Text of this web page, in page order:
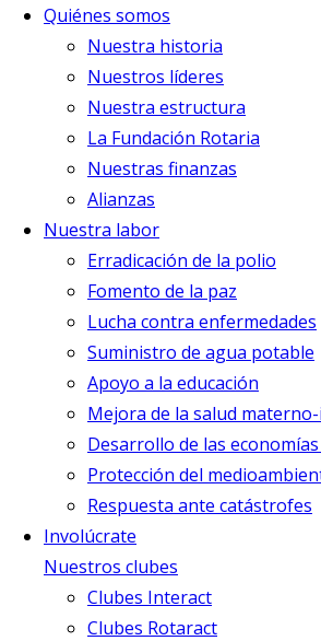
Quiénes somos
Nuestra historia
Nuestros líderes
Nuestra estructura
La Fundación Rotaria
Nuestras finanzas
Alianzas
Nuestra labor
Erradicación de la polio
Fomento de la paz
Lucha contra enfermedades
Suministro de agua potable
Apoyo a la educación
Mejora de la salud
Desarrollo de las
Protección del
Respuesta ante catástrofes
Involúcrate
Nuestros clubes
Clubes Interact
Clubes Rotaract